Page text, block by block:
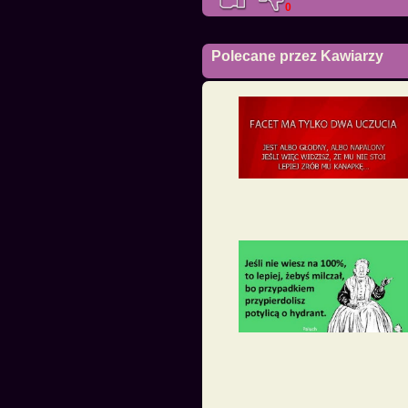
0
Polecane przez Kawiarzy